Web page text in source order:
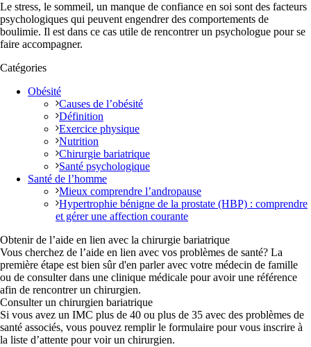
Le stress, le sommeil, un manque de confiance en soi sont des facteurs
psychologiques qui peuvent engendrer des comportements de
boulimie. Il est dans ce cas utile de rencontrer un psychologue pour se
faire accompagner.
Catégories
Obésité
Causes de l’obésité
Définition
Exercice physique
Nutrition
Chirurgie bariatrique
Santé psychologique
Santé de l’homme
Mieux comprendre l’andropause
Hypertrophie bénigne de la prostate (HBP) : comprendre
et gérer une affection courante
Obtenir de l’aide en lien avec la chirurgie bariatrique
Vous cherchez de l’aide en lien avec vos problèmes de santé? La
première étape est bien sûr d'en parler avec votre médecin de famille
ou de consulter dans une clinique médicale pour avoir une référence
afin de rencontrer un chirurgien.
Consulter un chirurgien bariatrique
Si vous avez un IMC plus de 40 ou plus de 35 avec des problèmes de
santé associés, vous pouvez remplir le formulaire pour vous inscrire à
la liste d’attente pour voir un chirurgien.